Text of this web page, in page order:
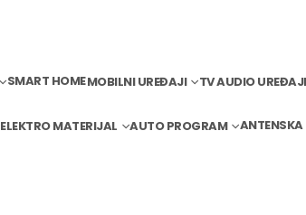
SMART HOMEMOBILNI UREĐAJI TV AUDIO UREĐAJI
ELEKTRO MATERIJAL AUTO PROGRAM ANTENSKA